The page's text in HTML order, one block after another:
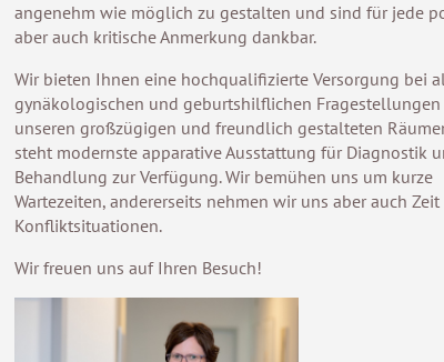
angenehm wie möglich zu gestalten und sind für jede
aber auch kritische Anmerkung dankbar.
Wir bieten Ihnen eine hochqualifizierte Versorgung bei
gynäkologischen und geburtshilflichen Fragestellungen
unseren großzügigen und freundlich gestalteten
steht modernste apparative Ausstattung für Diagnostik
Behandlung zur Verfügung. Wir bemühen uns um kurze
Wartezeiten, andererseits nehmen wir uns aber auch Zeit
Konfliktsituationen.
Wir freuen uns auf Ihren Besuch!